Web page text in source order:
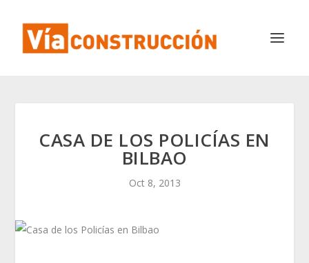
CASA DE LOS POLICÍAS EN
BILBAO
Oct 8, 2013